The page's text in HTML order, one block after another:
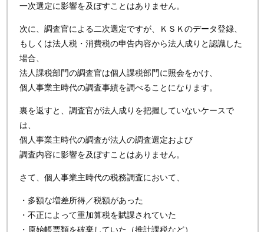
一次選定に影響を及ぼすことはありません。
次に、調査官による二次選定ですが、ＫＳＫのデータ登録、
もしくは法人税・消費税の申告内容から法人成りと認識した
場合、
法人課税部門の調査官は個人課税部門に照会をかけ、
個人事業主時代の調査事績を調べることになります。
裏を返すと、調査官が法人成りを把握していないケースで
は、
個人事業主時代の調査が法人の調査選定および
調査内容に影響を及ぼすことはありません。
さて、個人事業主時代の税務調査において、
・多額な増差所得／税額があった
・不正によって重加算税を賦課されていた
・原始帳票類を破棄していた（推計課税など）